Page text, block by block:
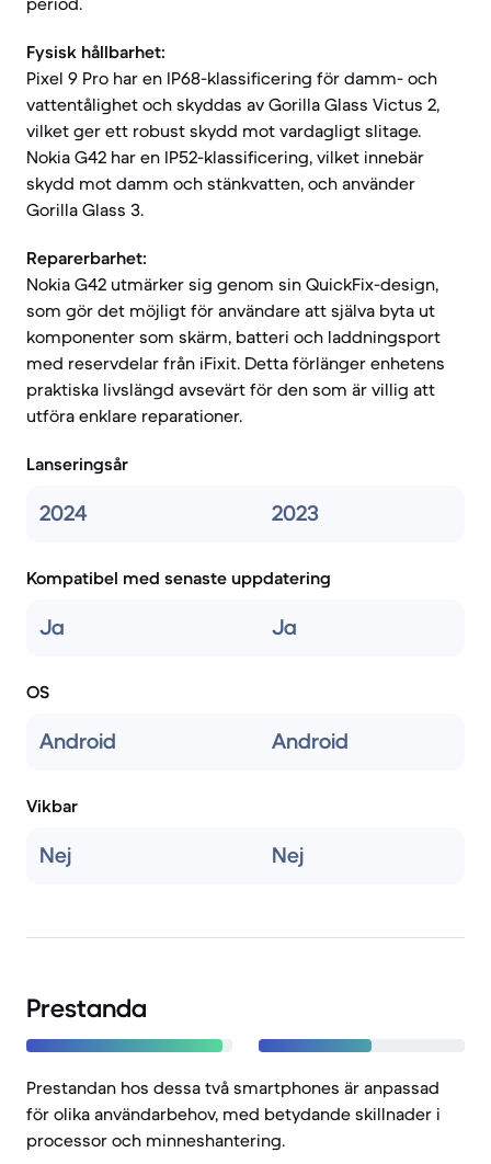
Fysisk hållbarhet:
Pixel 9 Pro har en IP68-klassificering för damm- och
vattentålighet och skyddas av Gorilla Glass Victus 2,
vilket ger ett robust skydd mot vardagligt slitage.
Nokia G42 har en IP52-klassificering, vilket innebär
skydd mot damm och stänkvatten, och använder
Gorilla Glass 3.
Reparerbarhet:
Nokia G42 utmärker sig genom sin QuickFix-design,
som gör det möjligt för användare att själva byta ut
komponenter som skärm, batteri och laddningsport
med reservdelar från iFixit. Detta förlänger enhetens
praktiska livslängd avsevärt för den som är villig att
utföra enklare reparationer.
Lanseringsår
2024 2023
Kompatibel med senaste uppdatering
Ja Ja
OS
Android Android
Vikbar
Nej Nej
Prestanda
Prestandan hos dessa två smartphones är anpassad
för olika användarbehov, med betydande skillnader i
processor och minneshantering.